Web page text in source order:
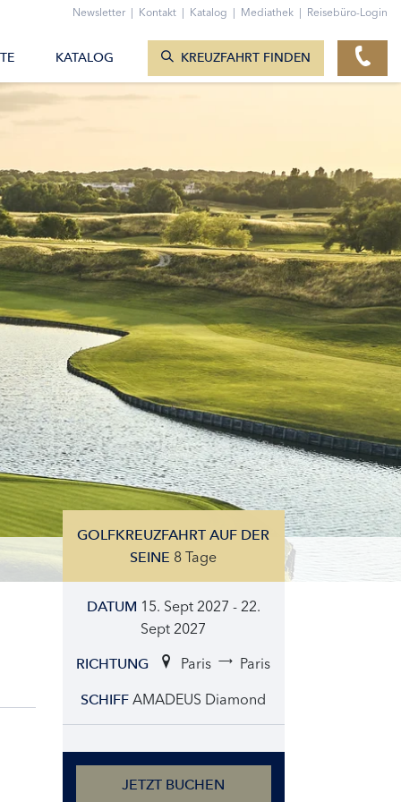
GOLFKREUZFAHRT AUF DER
SEINE 8 Tage
DATUM 15. Sept 2027 - 22.
Sept 2027
RICHTUNG Paris Paris
SCHIFF AMADEUS Diamond
JETZT BUCHEN
Newsletter | Kontakt | Katalog | Mediathek | Reisebüro-Login
KATALOG KREUZFAHRT FINDEN
ZUM KONTAKTFORMULAR